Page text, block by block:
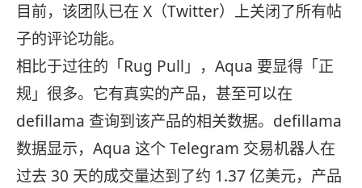
目前，该团队已在 X（Twitter）上关闭了所有帖
子的评论功能。
相比于过往的「Rug Pull」，Aqua 要显得「正
规」很多。它有真实的产品，甚至可以在
defillama 查询到该产品的相关数据。defillama
数据显示，Aqua 这个 Telegram 交易机器人在
过去 30 天的成交量达到了约 1.37 亿美元，产品